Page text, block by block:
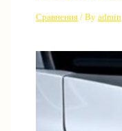
Сравнения / Byadmin